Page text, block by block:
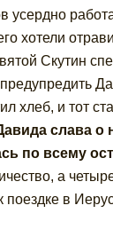
усердно
хотели
Скутин
хлеб, и тот
слава о
по всему
а
поездке в